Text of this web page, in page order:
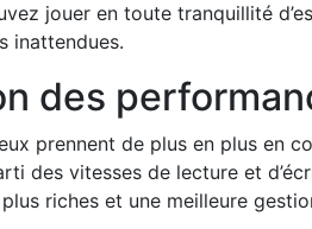
jouer en toute tranquillité
inattendues.
des
prennent de plus en plus en
des vitesses de lecture et
riches et une meilleure